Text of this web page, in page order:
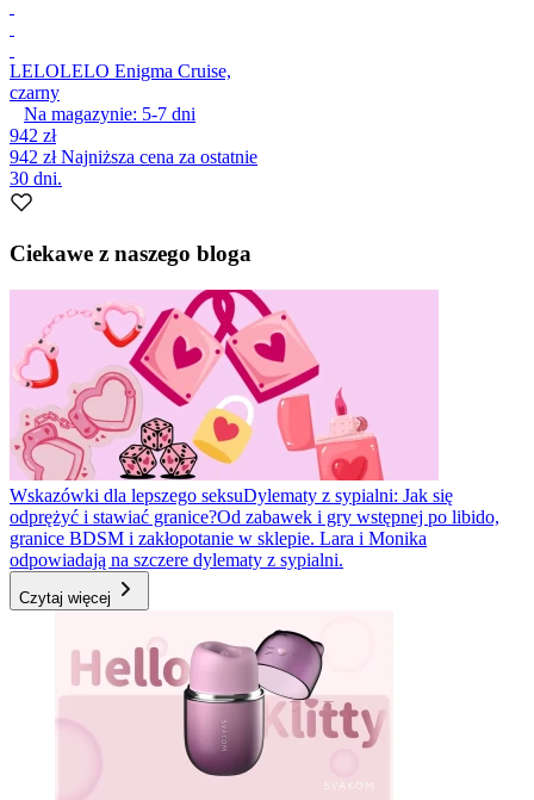
LELOLELO Enigma Cruise,
czarny
Na magazynie: 5-7 dni
942 zł
942 złNajniższa cena za ostatnie
30 dni.
Ciekawe z naszego bloga
Wskazówki dla lepszego seksuDylematy z sypialni: Jak się
odprężyć i stawiać granice?Od zabawek i gry wstępnej po libido,
granice BDSM i zakłopotanie w sklepie. Lara i Monika
odpowiadają na szczere dylematy z sypialni.
Czytaj więcej